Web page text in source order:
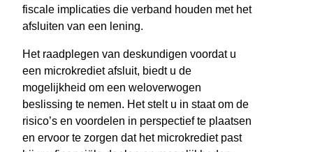
fiscale implicaties die verband houden met het
afsluiten van een lening.
Het raadplegen van deskundigen voordat u
een microkrediet afsluit, biedt u de
mogelijkheid om een weloverwogen
beslissing te nemen. Het stelt u in staat om de
risico’s en voordelen in perspectief te plaatsen
en ervoor te zorgen dat het microkrediet past